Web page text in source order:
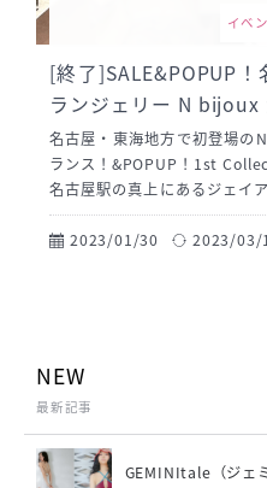
イベ
[終了]SALE&POPUP
ランジェリー N bijoux
島屋でクリアランス！
名古屋・東海地方で初登場の
ランス！&POPUP！1st
名古屋駅の真上にあるジェイ
ェリー&リラクシング売場にて
2023/01/30
2023/03/
NEW
最新記事
GEMINItale（ジェ